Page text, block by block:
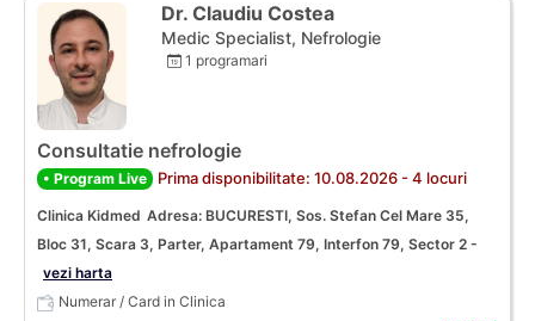
Dr. Claudiu Costea
Medic Specialist, Nefrologie
1 programari
Consultatie nefrologie
• Program Live Prima disponibilitate: 10.08.2026 - 4 locuri
Clinica Kidmed Adresa: BUCURESTI, Sos. Stefan Cel Mare 35,
Bloc 31, Scara 3, Parter, Apartament 79, Interfon 79, Sector 2 -
vezi harta
Numerar / Card in Clinica